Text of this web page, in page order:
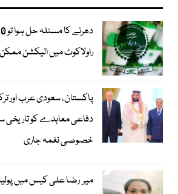
راولاکوٹ میں الیکشن
پاکستان، سعودی عرب اور
دفاعی معاہدے کو تاریخی
خصوصی نغمہ جاری
میر رضا علی کیس میں